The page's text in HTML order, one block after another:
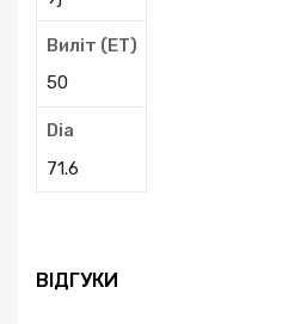
Виліт (ЕТ)
50
Dia
71.6
ВІДГУКИ